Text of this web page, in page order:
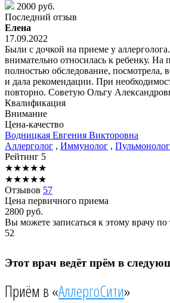
2000 руб.
Последний отзыв
Елена
17.09.2022
Были с дочкой на приеме у
внимательно относилась к ребенку. На
полностью обследование, посмотрела,
и дала рекомендации. При
повторно. Советую Ольгу
Квалификация
Внимание
Цена-качество
Водницкая Евгения Викторовна
Аллерголог , Иммунолог , Пульмонолог
Рейтинг 5
★★★★★
★★★★★
Отзывов 57
Цена первичного приема
2800 руб.
Вы можете записаться к этому врачу по
52
Этот врач ведёт прём в
Приём в «АллергоСити»